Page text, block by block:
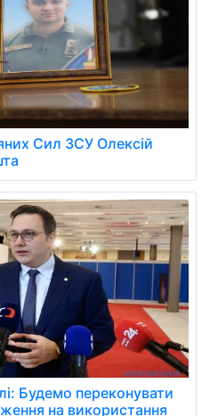
Сил ЗСУ Олексій
Будемо переконувати
на використання